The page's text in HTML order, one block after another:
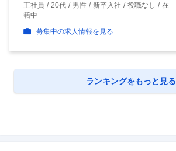
正社員
20代 男性 新卒入社 役職なし
在
籍中
募集中の求人情報を見る
ランキングをもっと見る